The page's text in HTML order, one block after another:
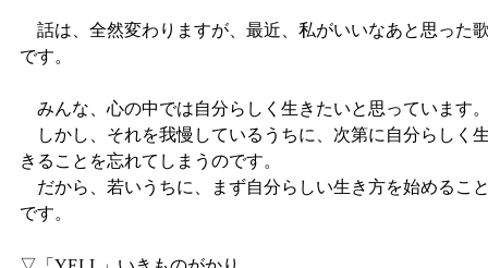
話は、全然変わりますが、最近、私がいいなあと思った
です。
みんな、心の中では自分らしく生きたいと思っています
しかし、それを我慢しているうちに、次第に自分らしく
きることを忘れてしまうのです。
だから、若いうちに、まず自分らしい生き方を始めるこ
です。